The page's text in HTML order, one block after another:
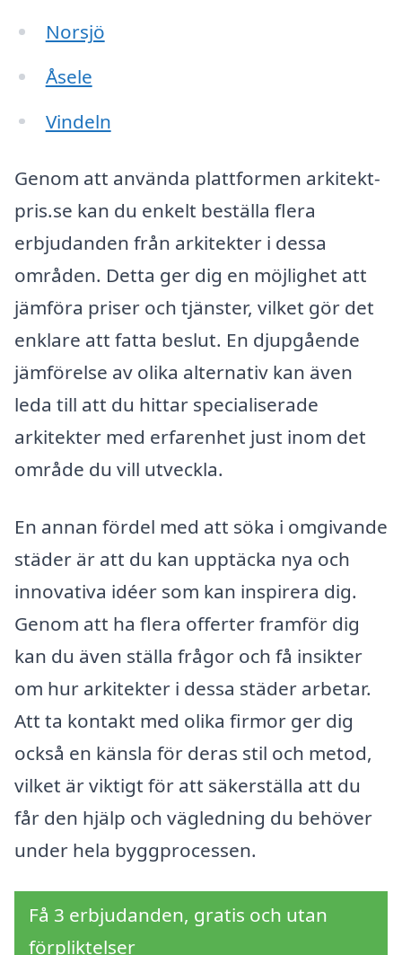
Norsjö
Åsele
Vindeln
Genom att använda plattformen arkitekt-
pris.se kan du enkelt beställa flera
erbjudanden från arkitekter i dessa
områden. Detta ger dig en möjlighet att
jämföra priser och tjänster, vilket gör det
enklare att fatta beslut. En djupgående
jämförelse av olika alternativ kan även
leda till att du hittar specialiserade
arkitekter med erfarenhet just inom det
område du vill utveckla.
En annan fördel med att söka i omgivande
städer är att du kan upptäcka nya och
innovativa idéer som kan inspirera dig.
Genom att ha flera offerter framför dig
kan du även ställa frågor och få insikter
om hur arkitekter i dessa städer arbetar.
Att ta kontakt med olika firmor ger dig
också en känsla för deras stil och metod,
vilket är viktigt för att säkerställa att du
får den hjälp och vägledning du behöver
under hela byggprocessen.
Få 3 erbjudanden, gratis och utan
förpliktelser